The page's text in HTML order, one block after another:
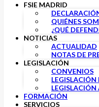
FSIE MADRID
QUIÉNES
¿QUÉ
NOTICIAS
ACTUALIDAD
NOTAS DE
LEGISLACIÓN
CONVENIOS
FORMACIÓN
SERVICIOS
Anuario